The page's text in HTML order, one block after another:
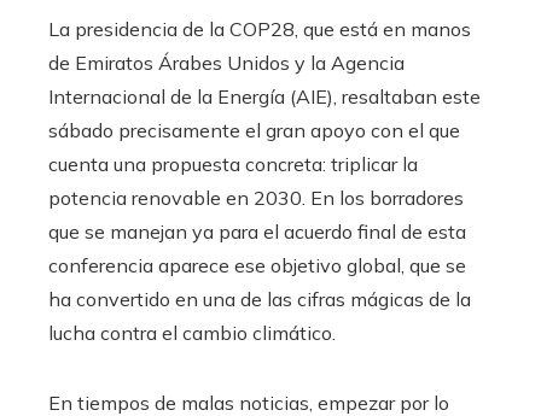
La presidencia de la COP28, que está en manos
de Emiratos Árabes Unidos y la Agencia
Internacional de la Energía (AIE), resaltaban este
sábado precisamente el gran apoyo con el que
cuenta una propuesta concreta: triplicar la
potencia renovable en 2030. En los borradores
que se manejan ya para el acuerdo final de esta
conferencia aparece ese objetivo global, que se
ha convertido en una de las cifras mágicas de la
lucha contra el cambio climático.
En tiempos de malas noticias, empezar por lo